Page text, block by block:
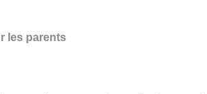
les parents